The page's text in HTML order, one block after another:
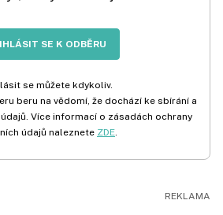
SE K ODBĚRU
se můžete kdykoliv.
beru na vědomí, že dochází ke sbírání a
Více informací o zásadách ochrany
údajů naleznete ZDE.